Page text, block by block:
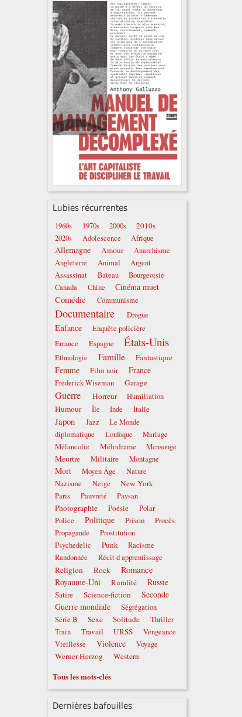
Lubies récurrentes
1960s 1970s 2000s 2010s
2020s Adolescence Afrique
Allemagne Amour
Anarchisme
Angleterre
Animal
Argent
Assassinat
Bateau
Bourgeoisie
Canada
Chine Cinéma muet
Comédie Communisme
Documentaire Drogue
Enfance
Enquête policière
Errance
Espagne États-Unis
Ethnologie Famille Fantastique
Femme Film noir France
Frederick Wiseman Garage
Guerre Horreur Humiliation
Humour Île Inde Italie
Japon Jazz
Le Monde
diplomatique
Loufoque
Mariage
Mélancolie
Mélodrame Mensonge
Meurtre Militaire Montagne
Mort Moyen Âge
Nature
Nazisme
Neige New York
Paris Pauvreté Paysan
Photographie Poésie
Polar
Police
Politique Prison
Procès
Propagande
Prostitution
Psychedelic
Punk
Racisme
Randonnée
Récit d apprentissage
Religion Rock Romance
Royaume-Uni Ruralité Russie
Satire Science-fiction
Seconde
Guerre mondiale
Ségrégation
Série B
Sexe Solitude
Thriller
Train
Travail URSS
Vengeance
Vieillesse
Violence Voyage
Werner Herzog Western
Tous les mots-clés
Dernières bafouilles